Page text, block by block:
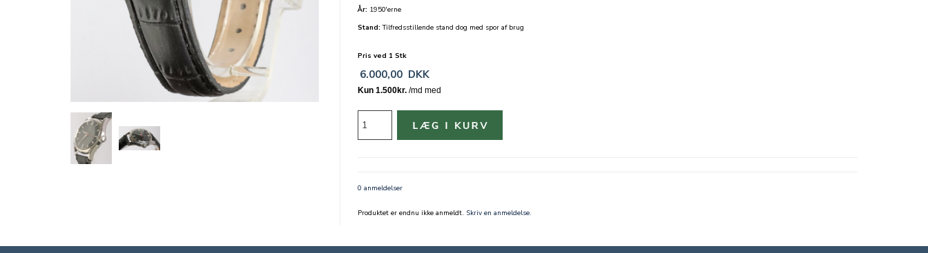
År: 1950'erne
Stand:Tilfredsstillende stand dog med spor af brug
Pris ved 1 Stk
6.000,00 DKK
0 anmeldelser
Produktet er endnu ikke anmeldt. Skriv en anmeldelse.